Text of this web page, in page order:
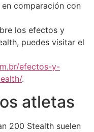
comparación con
los efectos y
puedes visitar el
efectos-y-
.
atletas
200 Stealth suelen